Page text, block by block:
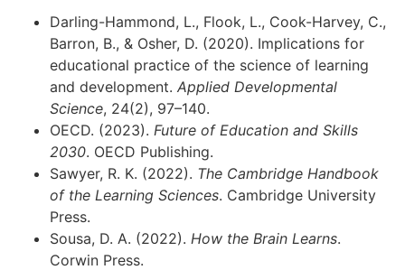
Darling-Hammond, L., Flook, L., Cook-Harvey, C.,
Barron, B., & Osher, D. (2020). Implications for
educational practice of the science of learning
and development. Applied Developmental
Science, 24(2), 97–140.
OECD. (2023). Future of Education and Skills
2030. OECD Publishing.
Sawyer, R. K. (2022). The Cambridge Handbook
of the Learning Sciences. Cambridge University
Press.
Sousa, D. A. (2022). How the Brain Learns.
Corwin Press.